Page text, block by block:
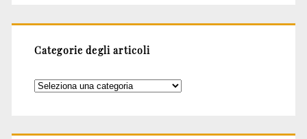
Categorie degli articoli
Categorie